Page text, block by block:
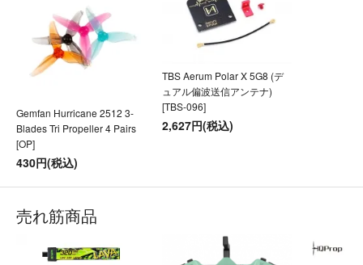
Gemfan Hurricane 2512 3-
Blades Tri Propeller 4 Pairs
[OP]
430円(税込)
TBS Aerum Polar X 5G8 (デ
ュアル偏波送信アンテナ)
[TBS-096]
2,627円(税込)
売れ筋商品